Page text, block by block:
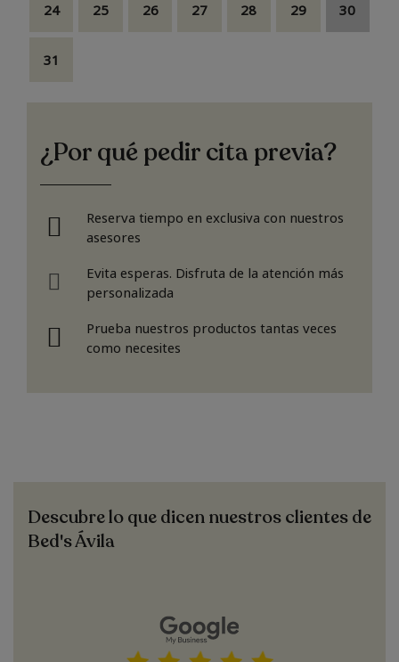
24 25 26 27 28 29 30
31
¿Por qué pedir cita previa?
Reserva tiempo en exclusiva con nuestros
asesores
Evita esperas. Disfruta de la atención más
personalizada
Prueba nuestros productos tantas veces
como necesites
Descubre lo que dicen nuestros clientes de
Bed's Ávila